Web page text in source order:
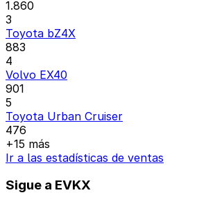
1.860
3
Toyota bZ4X
883
4
Volvo EX40
901
5
Toyota Urban Cruiser
476
+15 más
Ir a las estadísticas de ventas
Sigue a EVKX